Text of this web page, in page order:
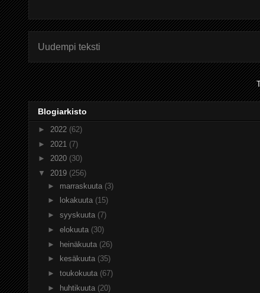
Uudempi teksti
Blogiarkisto
► 2022 (62)
► 2021 (7)
► 2020 (30)
▼ 2019 (256)
► marraskuuta (3)
►
lokakuuta (15)
► syyskuuta (7)
► elokuuta (30)
► heinäkuuta (26)
►
kesäkuuta (35)
► toukokuuta (67)
►
huhtikuuta (20)